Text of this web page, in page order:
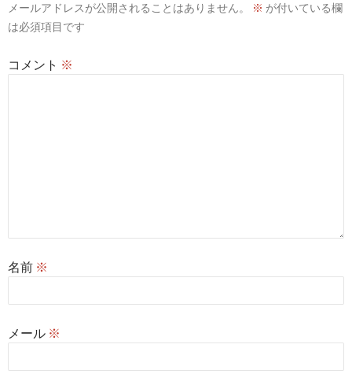
ョ
メールアドレスが公開されることはありません。 ※ が付いている欄
は必須項目です
コメント ※
名前 ※
メール ※